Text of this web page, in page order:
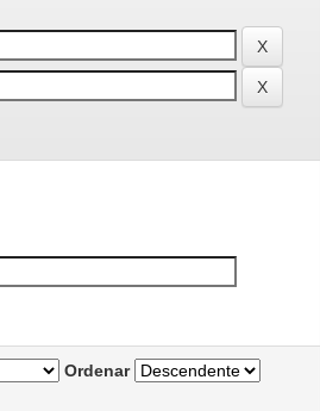
Ordenar